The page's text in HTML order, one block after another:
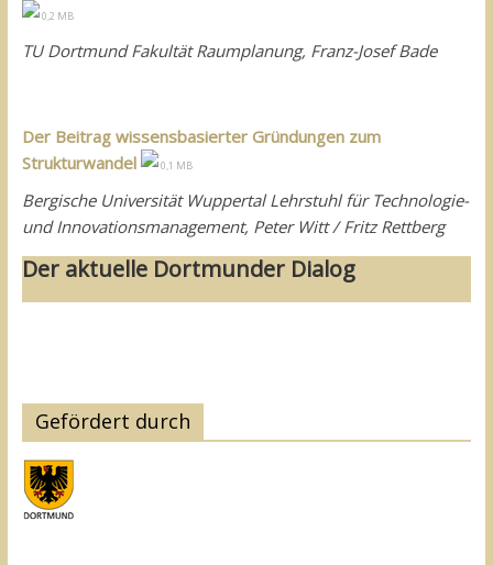
0,2 MB
TU Dortmund Fakultät Raumplanung, Franz-Josef Bade
Der Beitrag wissensbasierter Gründungen zum
Strukturwandel
0,1 MB
Bergische Universität Wuppertal Lehrstuhl für Technologie-
und Innovationsmanagement, Peter Witt / Fritz Rettberg
Der aktuelle Dortmunder Dialog
Gefördert durch